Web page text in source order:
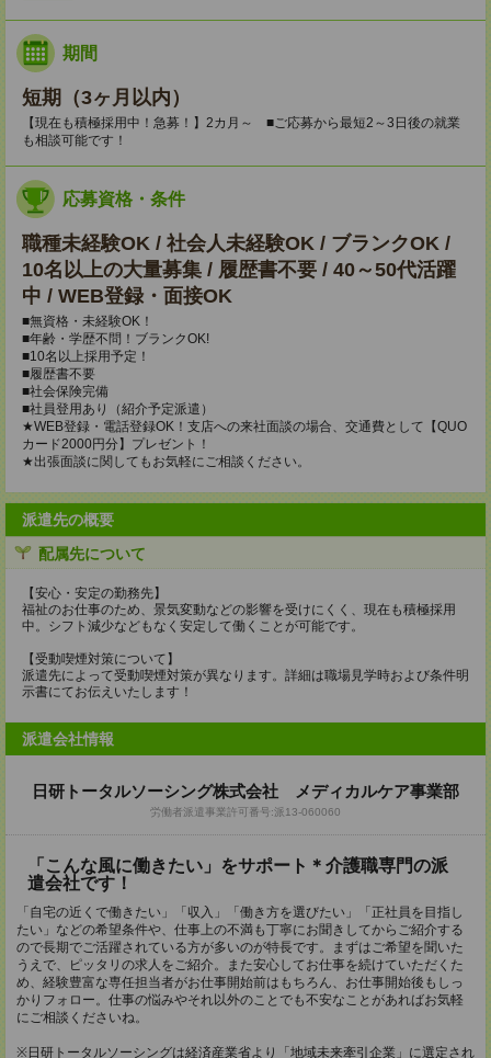
期間
短期（3ヶ月以内）
【現在も積極採用中！急募！】2カ月～ ■ご応募から最短2～3日後の就業
も相談可能です！
応募資格・条件
職種未経験OK / 社会人未経験OK / ブランクOK /
10名以上の大量募集 / 履歴書不要 / 40～50代活躍
中 / WEB登録・面接OK
■無資格・未経験OK！
■年齢・学歴不問！ブランクOK!
■10名以上採用予定！
■履歴書不要
■社会保険完備
■社員登用あり（紹介予定派遣）
★WEB登録・電話登録OK！支店への来社面談の場合、交通費として【QUO
カード2000円分】プレゼント！
★出張面談に関してもお気軽にご相談ください。
派遣先の概要
配属先について
【安心・安定の勤務先】
福祉のお仕事のため、景気変動などの影響を受けにくく、現在も積極採用
中。シフト減少などもなく安定して働くことが可能です。
【受動喫煙対策について】
派遣先によって受動喫煙対策が異なります。詳細は職場見学時および条件明
示書にてお伝えいたします！
派遣会社情報
日研トータルソーシング株式会社 メディカルケア事業部
労働者派遣事業許可番号:派13-060060
「こんな風に働きたい」をサポート＊介護職専門の派
遣会社です！
「自宅の近くで働きたい」「収入」「働き方を選びたい」「正社員を目指し
たい」などの希望条件や、仕事上の不満も丁寧にお聞きしてからご紹介する
ので長期でご活躍されている方が多いのが特長です。まずはご希望を聞いた
うえで、ピッタリの求人をご紹介。また安心してお仕事を続けていただくた
め、経験豊富な専任担当者がお仕事開始前はもちろん、お仕事開始後もしっ
かりフォロー。仕事の悩みやそれ以外のことでも不安なことがあればお気軽
にご相談くださいね。
※日研トータルソーシングは経済産業省より「地域未来牽引企業」に選定され